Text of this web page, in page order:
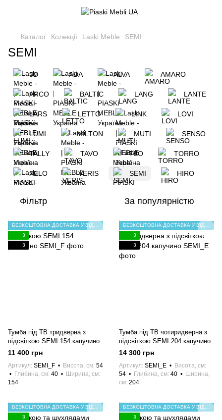
Каталог Колекції Laski Meble SEMI
SEMI
3D ADA ALVA AMARO
ARCO BALTIC LANG LANTE
LARS LETTO LINK LOVI
LUMI MILTON MUTI SENSO
TALLY TAVO TEO TORRO
XELO VERIS SEMI HIRO
Фільтр За популярністю
3
3
Тумба під ТВ тридверна з
підсвіткою SEMI 154 капучино
11 400 грн
Артикул SEMI_F Висота, см 54
Глибина, см 40
Ширина, см
154
3
3
Тумба під ТВ чотиридверна з
підсвіткою SEMI 204 капучино
14 300 грн
Артикул SEMI_E
Висота, см
54
Глибина, см 40
Ширина,
см 204
3
3